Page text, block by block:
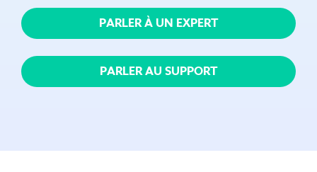
PARLER À UN EXPERT
PARLER AU SUPPORT